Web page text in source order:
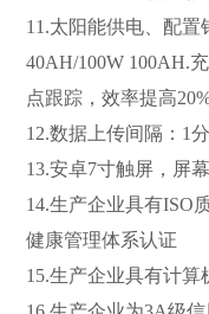
11.太阳能供电、配
40AH/100W100AH.
点跟踪，效率提高
12.数据上传间隔：1
13.安卓7寸触屏，屏
14.生产企业具有ISO
健康管理体系认证
15.生产企业具有计算